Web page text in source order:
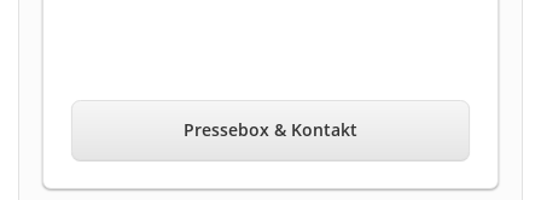
Pressebox & Kontakt